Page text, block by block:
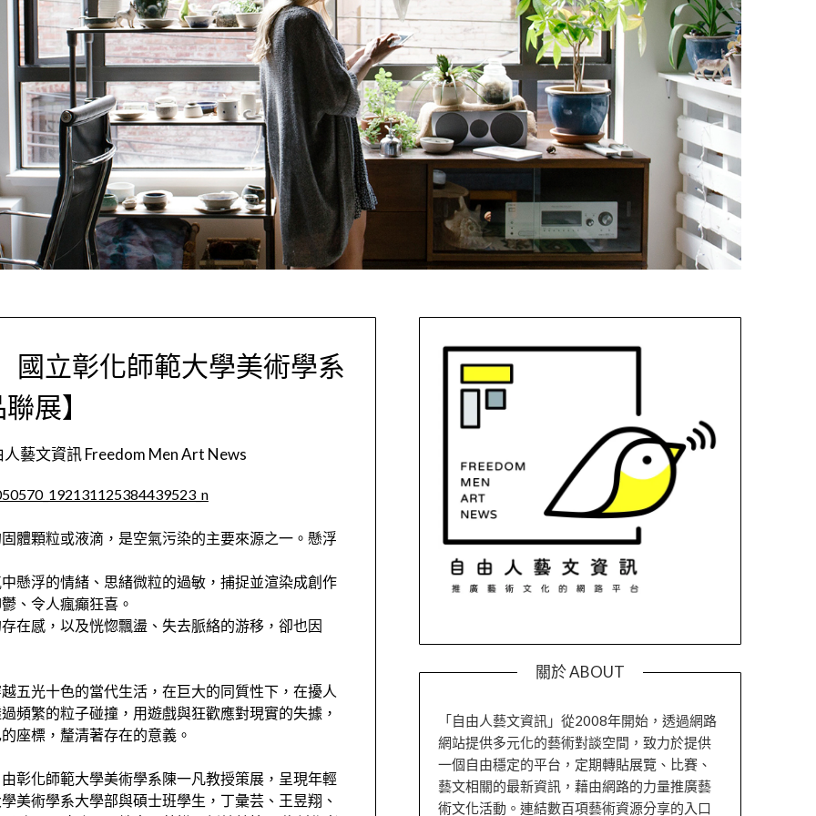
國立彰化師範大學美術學系
展】
人藝文資訊 Freedom Men Art News
體顆粒或液滴，是空氣污染的主要來源之一。懸浮
懸浮的情緒、思緒微粒的過敏，捕捉並渲染成創作
、令人瘋癲狂喜。
在感，以及恍惚飄盪、失去脈絡的游移，卻也因
五光十色的當代生活，在巨大的同質性下，在擾人
頻繁的粒子碰撞，用遊戲與狂歡應對現實的失據，
座標，釐清著存在的意義。
彰化師範大學美術學系陳一凡教授策展，呈現年輕
美術學系大學部與碩士班學生，丁彙芸、王昱翔、
關於 ABOUT
「自由人藝文資訊」從2008年開始，透過網路
網站提供多元化的藝術對談空間，致力於提供
一個自由穩定的平台，定期轉貼展覽、比賽、
藝文相關的最新資訊，藉由網路的力量推廣藝
術文化活動。連結數百項藝術資源分享的入口